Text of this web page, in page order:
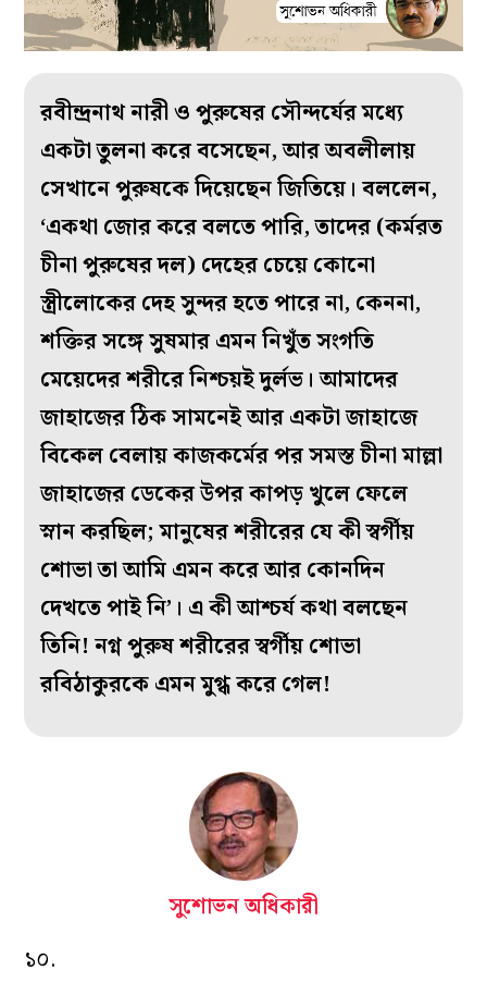
রবীন্দ্রনাথ নারী ও পুরুষের সৌন্দর্যের মধ্যে
একটা তুলনা করে বসেছেন, আর অবলীলায়
সেখানে পুরুষকে দিয়েছেন জিতিয়ে। বললেন,
‘একথা জোর করে বলতে পারি, তাদের (কর্মরত
চীনা পুরুষের দল) দেহের চেয়ে কোনো
স্ত্রীলোকের দেহ সুন্দর হতে পারে না, কেননা,
শক্তির সঙ্গে সুষমার এমন নিখুঁত সংগতি
মেয়েদের শরীরে নিশ্চয়ই দুর্লভ। আমাদের
জাহাজের ঠিক সামনেই আর একটা জাহাজে
বিকেল বেলায় কাজকর্মের পর সমস্ত চীনা মাল্লা
জাহাজের ডেকের উপর কাপড় খুলে ফেলে
স্নান করছিল; মানুষের শরীরের যে কী স্বর্গীয়
শোভা তা আমি এমন করে আর কোনদিন
দেখতে পাই নি’। এ কী আশ্চর্য কথা বলছেন
তিনি! নগ্ন পুরুষ শরীরের স্বর্গীয় শোভা
রবিঠাকুরকে এমন মুগ্ধ করে গেল!
সুশোভন অধিকারী
১০.